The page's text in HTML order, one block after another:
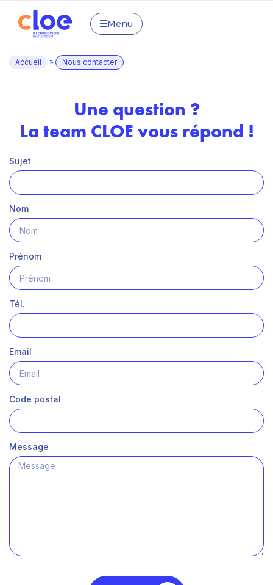
Menu
Accueil » Nous contacter
Une question ?
La team CLOE vous répond !
Sujet
Nom
Prénom
Tél.
Email
Code postal
Message